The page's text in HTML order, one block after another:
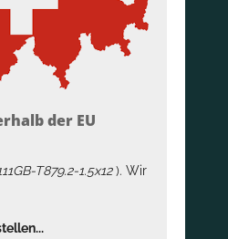
der EU
T879.2-1.5x12). Wir